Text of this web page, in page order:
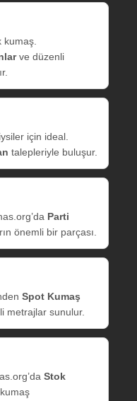
kumaş.
ve düzenli
için ideal.
talepleriyle buluşur.
Parti
önemli bir parçası.
Spot Kumaş
metrajlar sunulur.
Stok